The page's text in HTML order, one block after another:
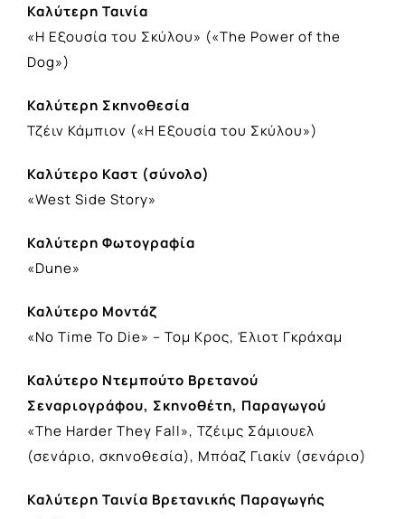
Καλύτερη Ταινία
«Η Εξουσία του Σκύλου» («The Power of the
Dog»)
Καλύτερη Σκηνοθεσία
Τζέιν Κάμπιον («Η Εξουσία του Σκύλου»)
Καλύτερο Καστ (σύνολο)
«West Side Story»
Καλύτερη Φωτογραφία
«Dune»
Καλύτερο Μοντάζ
«No Time To Die» – Τομ Κρος, Έλιοτ Γκράχαμ
Καλύτερο Ντεμπούτο Βρετανού
Σεναριογράφου, Σκηνοθέτη, Παραγωγού
«The Harder They Fall», Τζέιμς Σάμιουελ
(σενάριο, σκηνοθεσία), Μπόαζ Γιακίν (σενάριο)
Καλύτερη Ταινία Βρετανικής Παραγωγής